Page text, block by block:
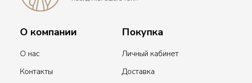
О компании
О нас
Контакты
Покупка
Личный кабинет
Доставка